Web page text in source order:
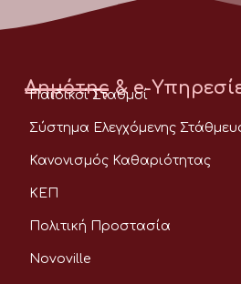
Δημότης & e-
Παιδικοί Σταθμοί
Σύστημα Ελεγχόμενης
Κανονισμός Καθαριότητας
ΚΕΠ
Πολιτική Προστασία
Novoville